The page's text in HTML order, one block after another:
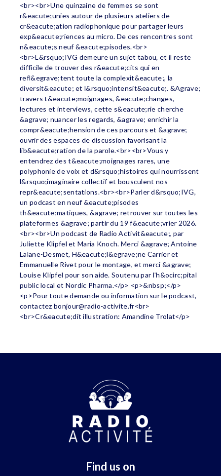
<br><br>Une quinzaine de femmes se sont
r&eacute;unies autour de plusieurs ateliers de
cr&eacute;ation radiophonique pour partager leurs
exp&eacute;riences au micro. De ces rencontres sont
n&eacute;s neuf &eacute;pisodes.<br>
<br>L&rsquo;IVG demeure un sujet tabou, et il reste
difficile de trouver des r&eacute;cits qui en
refl&egrave;tent toute la complexit&eacute;, la
diversit&eacute; et l&rsquo;intensit&eacute;. &Agrave;
travers t&eacute;moignages, &eacute;changes,
lectures et interviews, cette s&eacute;rie cherche
&agrave; nuancer les regards, &agrave; enrichir la
compr&eacute;hension de ces parcours et &agrave;
ouvrir des espaces de discussion favorisant la
lib&eacute;ration de la parole.<br><br>Vous y
entendrez des t&eacute;moignages rares, une
polyphonie de voix et d&rsquo;histoires qui nourrissent
l&rsquo;imaginaire collectif et bousculent nos
repr&eacute;sentations.<br><br>Parler d&rsquo;IVG,
un podcast en neuf &eacute;pisodes
th&eacute;matiques, &agrave; retrouver sur toutes les
plateformes &agrave; partir du 19 f&eacute;vrier 2026.
<br><br>Un podcast de Radio Activit&eacute;, par
Juliette Klipfel et Maria Knoch. Merci &agrave; Antoine
Lalane-Desmet, H&eacute;l&egrave;ne Carrier et
Emmanuelle Rivet pour le montage, et merci &agrave;
Louise Klipfel pour son aide. Soutenu par l'h&ocirc;pital
public local et Nordic Pharma.</p> <p>&nbsp;</p>
<p>Pour toute demande ou information sur le podcast,
contactez bonjour@radio-activite.fr<br>
<br>Cr&eacute;dit illustration: Amandine Trolat</p>
Find us on